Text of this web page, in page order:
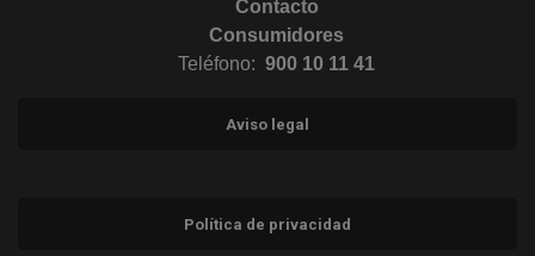
Contacto
Consumidores
Teléfono: 900 10 11 41
Aviso legal
Política de privacidad